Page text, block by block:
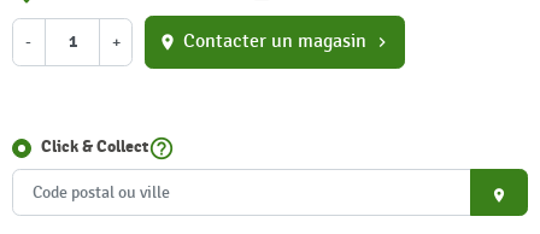
- + location_on Contacter un magasin chevron_right
Click & Collecthelp_outline
place